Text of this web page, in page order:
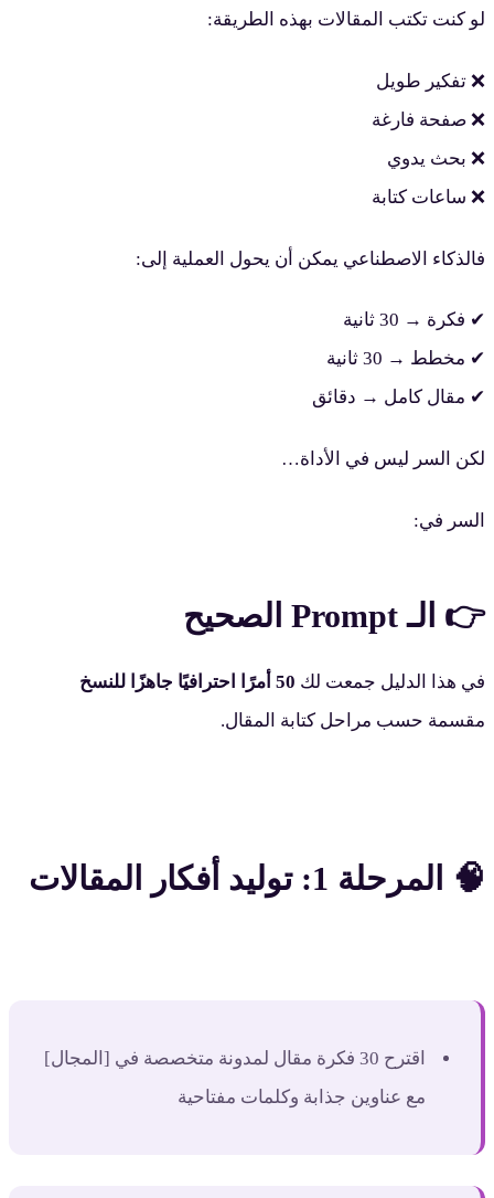
لو كنت تكتب المقالات بهذه الطريقة:
❌ تفكير طويل
❌ صفحة فارغة
❌ بحث يدوي
❌ ساعات كتابة
فالذكاء الاصطناعي يمكن أن يحول العملية إلى:
✔ فكرة → 30 ثانية
✔ مخطط → 30 ثانية
✔ مقال كامل → دقائق
لكن السر ليس في الأداة…
السر في:
👉 الـ Prompt الصحيح
في هذا الدليل جمعت لك 50 أمرًا احترافيًا جاهزًا للنسخ
مقسمة حسب مراحل كتابة المقال.
🧠 المرحلة 1: توليد أفكار المقالات
اقترح 30 فكرة مقال لمدونة متخصصة في [المجال]
مع عناوين جذابة وكلمات مفتاحية